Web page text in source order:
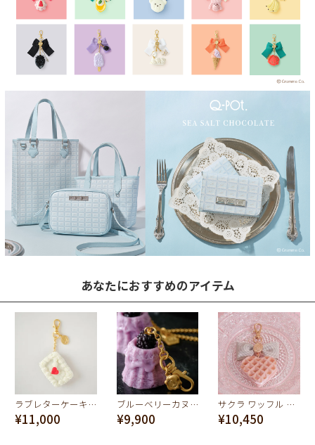
あなたにおすすめのアイテム
ラブレターケーキ バッグチャーム（ミルク）
¥11,000
ブルーベリーカヌレ バッグチャーム
¥9,900
サクラ ワッフル バッグチャーム
¥10,450